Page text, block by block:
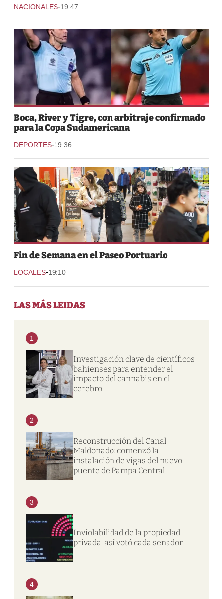
NACIONALES-19:47
Boca, River y Tigre, con arbitraje confirmado
para la Copa Sudamericana
DEPORTES-19:36
Fin de Semana en el Paseo Portuario
LOCALES-19:10
LAS MÁS LEIDAS
1
Investigación clave de científicos
bahienses para entender el
impacto del cannabis en el
cerebro
2
Reconstrucción del Canal
Maldonado: comenzó la
instalación de vigas del nuevo
puente de Pampa Central
3
Inviolabilidad de la propiedad
privada: así votó cada senador
4